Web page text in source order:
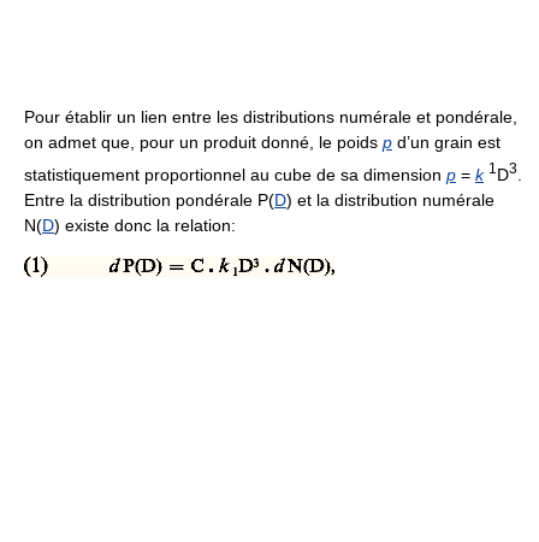
Pour établir un lien entre les distributions numérale et pondérale,
on admet que, pour un produit donné, le poids p d’un grain est
statistiquement proportionnel au cube de sa dimension p = k 1 D3
Entre la distribution pondérale P(D) et la distribution numérale
N(D) existe donc la relation: